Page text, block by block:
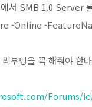
서 SMB 1.0 Server
-Online -
부팅을 꼭 해줘야 한
Forums/ie/